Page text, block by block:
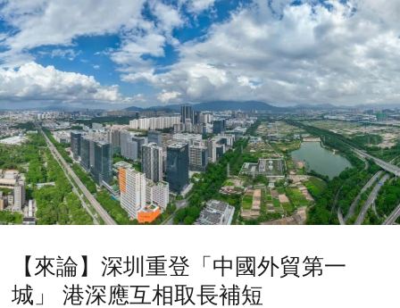
【來論】深圳重登「中國外貿第一
城」 港深應互相取長補短